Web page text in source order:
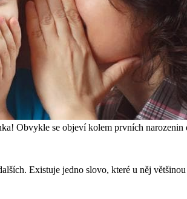
Obvykle se objeví kolem prvních narozenin
Existuje jedno slovo, které u něj